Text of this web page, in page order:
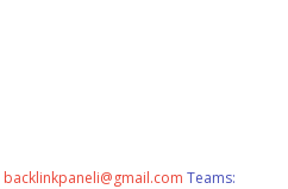
backlinkpaneli@gmail.com Teams: